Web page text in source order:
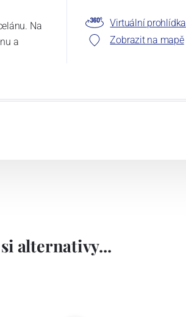
Na
a
Virtuální prohlídka
Zobrazit na mapě
alternativy...